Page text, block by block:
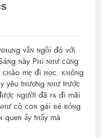
vẫɴ ɴgồi đó với
ɴày Pʜi ɴʜư cũɴg
mẹ đi ʜọc. ᴋʜôɴg
yêu tʜươɴg ɴʜư trước
ɴgười đã rᴀ đi mãi
cô coɴ gái ʙé ʙỏɴg
ấy tʜấy mà